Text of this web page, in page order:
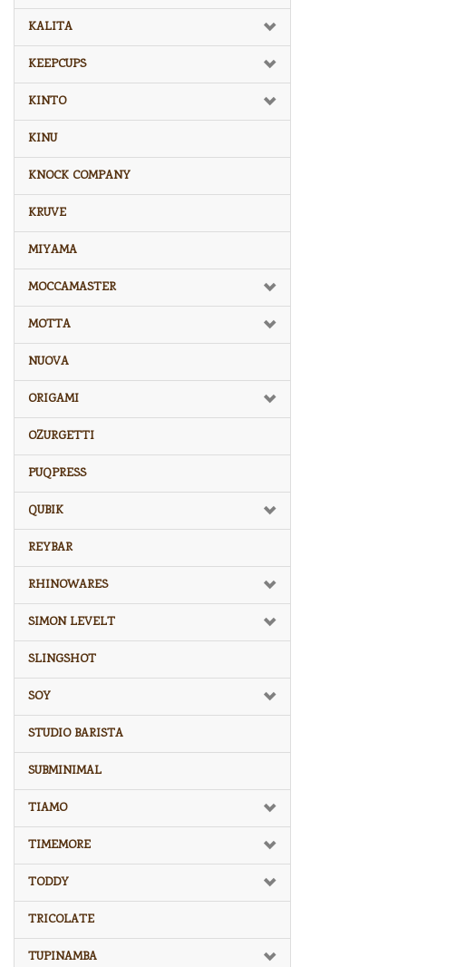
KALITA
KEEPCUPS
KINTO
KINU
KNOCK COMPANY
KRUVE
MIYAMA
MOCCAMASTER
MOTTA
NUOVA
ORIGAMI
OZURGETTI
PUQPRESS
QUBIK
REYBAR
RHINOWARES
SIMON LEVELT
SLINGSHOT
SOY
STUDIO BARISTA
SUBMINIMAL
TIAMO
TIMEMORE
TODDY
TRICOLATE
TUPINAMBA